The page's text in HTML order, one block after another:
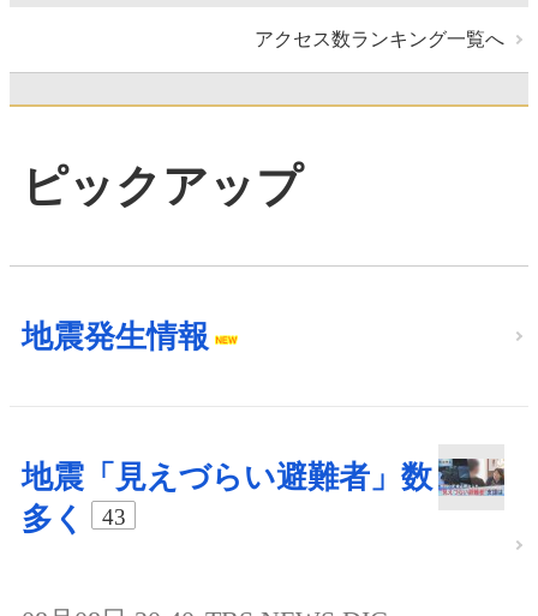
アクセス数ランキング一覧へ
ピックアップ
地震発生情報
地震「見えづらい避難者」数
多く
43